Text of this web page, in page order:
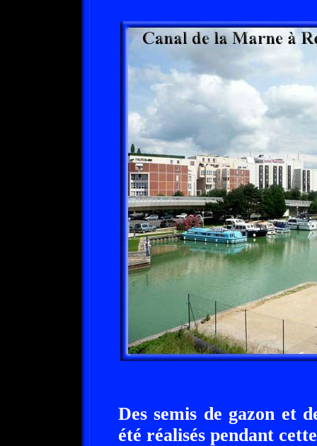
Des semis de gazon et
été réalisés pendant